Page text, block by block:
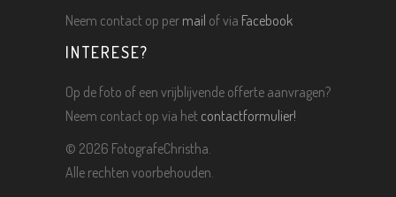
Neem contact op per mail of via Facebook
INTERESE?
Op de foto of een vrijblijvende offerte aanvragen?
Neem contact op via het contactformulier!
© 2026 FotografeChristha.
Alle rechten voorbehouden.